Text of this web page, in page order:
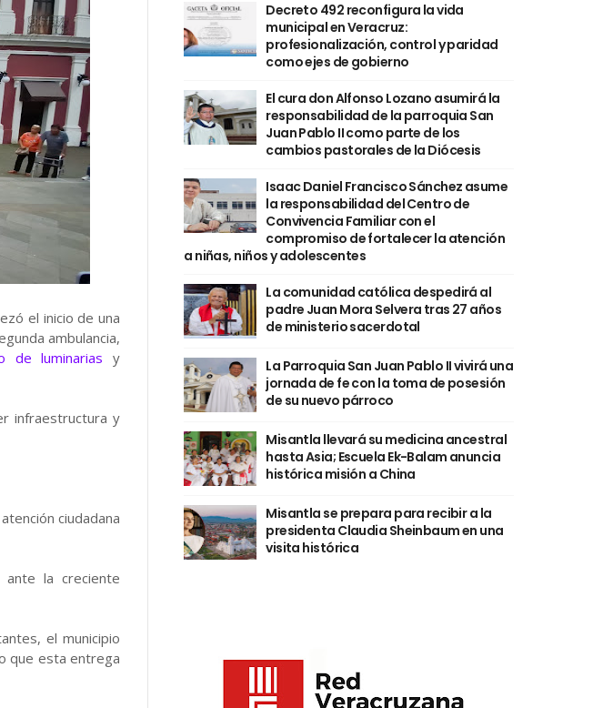
el inicio de una
ambulancia,
de luminarias y
infraestructura y
ciudadana
ante la creciente
el municipio
que esta entrega
Decreto 492 reconfigura la vida
municipal en Veracruz:
profesionalización, control y paridad
como ejes de gobierno
El cura don Alfonso Lozano asumirá la
responsabilidad de la parroquia San
Juan Pablo II como parte de los
cambios pastorales de la Diócesis
Isaac Daniel Francisco Sánchez asume
la responsabilidad del Centro de
Convivencia Familiar con el
compromiso de fortalecer la atención
a niñas, niños y adolescentes
La comunidad católica despedirá al
padre Juan Mora Selvera tras 27 años
de ministerio sacerdotal
La Parroquia San Juan Pablo II vivirá una
jornada de fe con la toma de posesión
de su nuevo párroco
Misantla llevará su medicina ancestral
hasta Asia; Escuela Ek-Balam anuncia
histórica misión a China
Misantla se prepara para recibir a la
presidenta Claudia Sheinbaum en una
visita histórica